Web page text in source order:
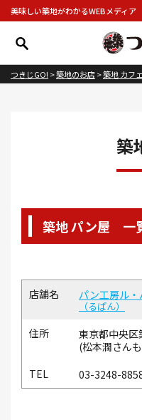
美味しい築地がわかるWEBメディア
つきじGO! >築地のお店>築地 カフ
築
築地 パン屋 一
パン工房ル・
るぱん
東京都中央
(松本潤さん
03-3248-